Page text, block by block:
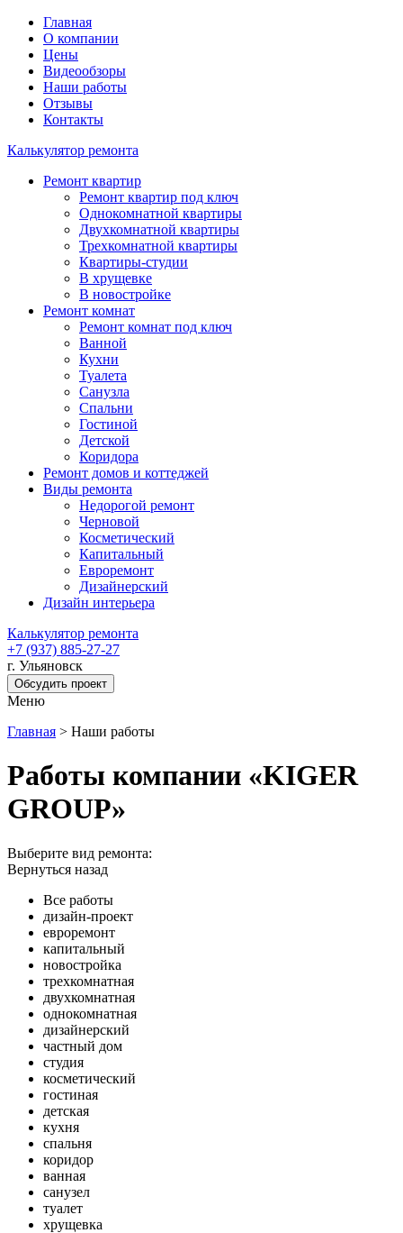
Главная
О компании
Цены
Видеообзоры
Наши работы
Отзывы
Контакты
Калькулятор ремонта
Ремонт квартир
Ремонт квартир под ключ
Однокомнатной квартиры
Двухкомнатной квартиры
Трехкомнатной квартиры
Квартиры-студии
В хрущевке
В новостройке
Ремонт комнат
Ремонт комнат под ключ
Ванной
Кухни
Туалета
Санузла
Спальни
Гостиной
Детской
Коридора
Ремонт домов и коттеджей
Виды ремонта
Недорогой ремонт
Черновой
Косметический
Капитальный
Евроремонт
Дизайнерский
Дизайн интерьера
Калькулятор ремонта
+7 (937) 885-27-27
г. Ульяновск
Обсудить проект
Меню
Главная > Наши работы
Работы компании «KIGER
GROUP»
Выберите вид ремонта:
Вернуться назад
Все работы
дизайн-проект
евроремонт
капитальный
новостройка
трехкомнатная
двухкомнатная
однокомнатная
дизайнерский
частный дом
студия
косметический
гостиная
детская
кухня
спальня
коридор
ванная
санузел
туалет
хрущевка